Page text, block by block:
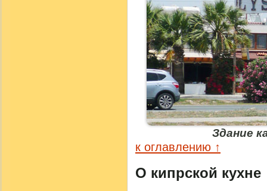
Здание
к оглавлению ↑
О кипрской кухне